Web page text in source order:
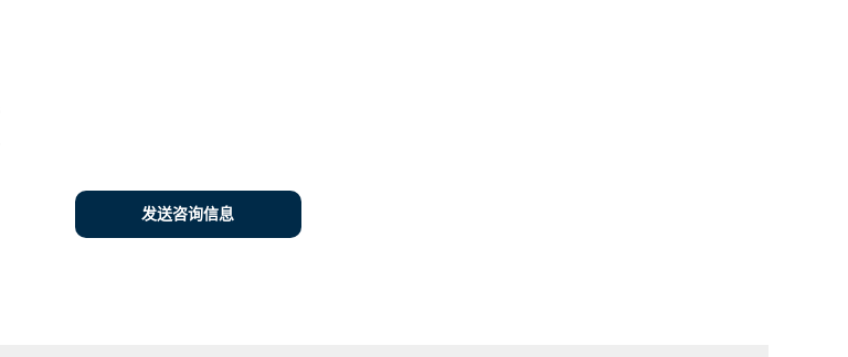
发送咨询信息